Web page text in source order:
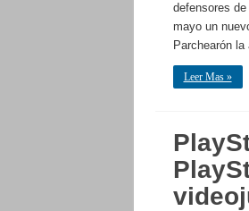
defensores
mayo un
Parchearón
Leer Mas »